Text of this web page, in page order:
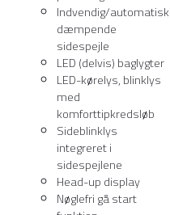
Indvendig/automatisk
dæmpende
sidespejle
LED (delvis) baglygter
LED-kørelys, blinklys
med
komforttipkredsløb
Sideblinklys
integreret i
sidespejlene
Head-up display
Nøglefri gå start